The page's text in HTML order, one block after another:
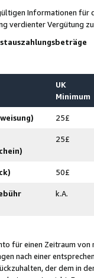
Informationen für
verdienter Vergütung
UK
Minimum
25£
25£
50£
k.A.
für einen Zeitraum
nach einer
der dem in